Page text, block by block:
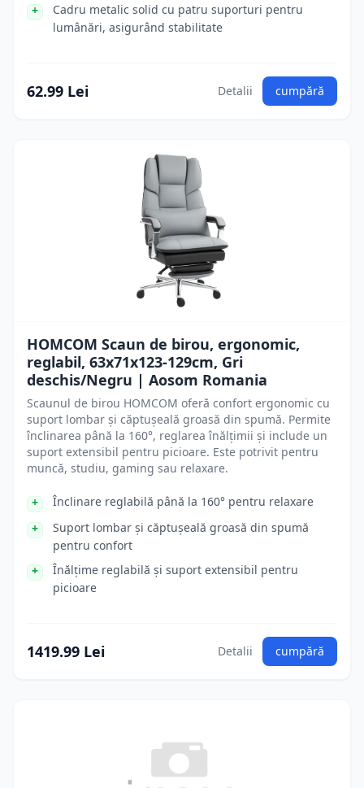
Cadru metalic solid cu patru suporturi pentru
lumânări, asigurând stabilitate
62.99 Lei Detalii cumpără
HOMCOM Scaun de birou, ergonomic,
reglabil, 63x71x123-129cm, Gri
deschis/Negru | Aosom Romania
Scaunul de birou HOMCOM oferă confort ergonomic cu
suport lombar și căptușeală groasă din spumă. Permite
înclinarea până la 160°, reglarea înălțimii și include un
suport extensibil pentru picioare. Este potrivit pentru
muncă, studiu, gaming sau relaxare.
Înclinare reglabilă până la 160° pentru relaxare
Suport lombar și căptușeală groasă din spumă
pentru confort
Înălțime reglabilă și suport extensibil pentru
picioare
1419.99 Lei Detalii cumpără